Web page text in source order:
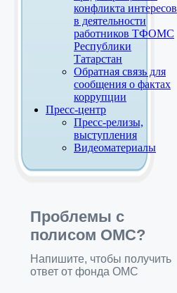
конфликта интересов
в деятельности
работников ТФОМС
Республики
Татарстан
Обратная связь для
сообщения о фактах
коррупции
Пресс-центр
Пресс-релизы,
выступления
Видеоматериалы
Проблемы с
полисом ОМС?
Напишите, чтобы получить
ответ от фонда ОМС